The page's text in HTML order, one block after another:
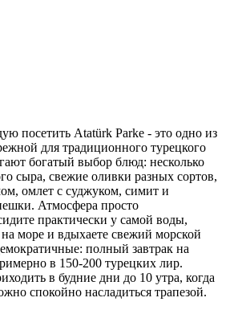
посетить Atatürk Parke - это одно из
для традиционного турецкого
богатый выбор блюд: несколько
сыра, свежие оливки разных сортов,
омлет с суджуком, симит и
Атмосфера просто
практически у самой воды,
море и вдыхаете свежий морской
полный завтрак на
в 150-200 турецких лир.
в будние дни до 10 утра, когда
спокойно насладиться трапезой.